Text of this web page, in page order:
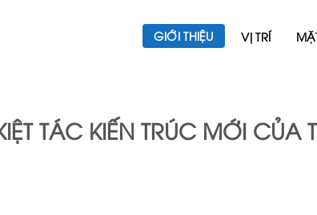
GIỚI THIỆU VỊ TRÍ
TÁC KIẾN TRÚC MỚI CỦA